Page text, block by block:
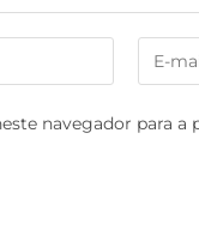
navegador para a